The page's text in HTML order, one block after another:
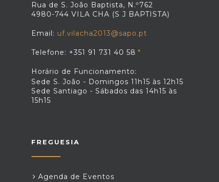
Rua de S. João Baptista, N.º762
4980-744 VILA CHA (S J BAPTISTA)
Email: uf.vilacha2013@sapo.pt
Telefone: +351 91 731 40 58
Horário de Funcionamento:
Sede S. João - Domingos 11h15 às 12h15
Sede Santiago - Sábados das 14h15 às
15h15
FREGUESIA
Agenda de Eventos